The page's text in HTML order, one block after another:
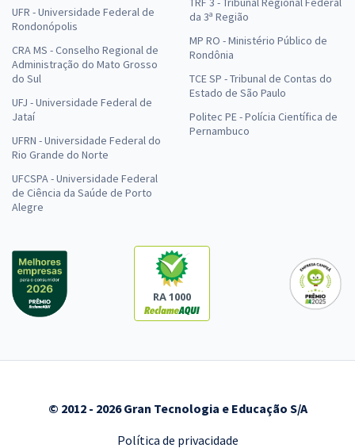
UFR - Universidade Federal de
Rondonópolis
CRA MS - Conselho Regional de
Administração do Mato Grosso
do Sul
UFJ - Universidade Federal de
Jataí
UFRN - Universidade Federal do
Rio Grande do Norte
UFCSPA - Universidade Federal
de Ciência da Saúde de Porto
Alegre
da 3ª Região
MP RO - Ministério Público de
Rondônia
TCE SP - Tribunal de Contas do
Estado de São Paulo
Politec PE - Polícia Científica de
Pernambuco
RA 1000
© 2012 - 2026 Gran Tecnologia e Educação S/A
Política de privacidade